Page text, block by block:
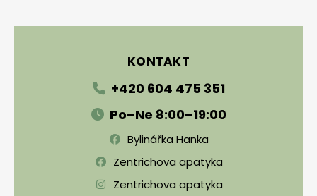
KONTAKT
+420 604 475 351
Po–Ne 8:00–19:00
Bylinářka Hanka
Zentrichova apatyka
Zentrichova apatyka